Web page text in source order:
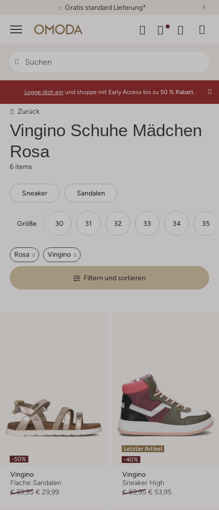
Gratis standard Lieferung*
Menü
Logge dich ein und shoppe mit Early Access bis zu 50 % Rabatt.
Zurück
Vingino Schuhe Mädchen
Rosa
6 items
Sneaker Sandalen
Größe
29 30 31 32 33 34 35
Rosa Vingino
Filtern und sortieren
-50%
Vingino
Flache Sandalen
€ 59,95 € 29,99
Letzter Artikel
-40%
Vingino
Sneaker High
€ 89,95 € 53,95